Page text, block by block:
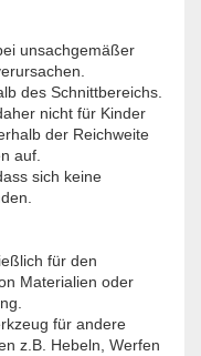
unsachgemäßer
des Schnittbereichs.
nicht für Kinder
der Reichweite
auf.
sich keine
für den
Materialien oder
für andere
z.B. Hebeln, Werfen